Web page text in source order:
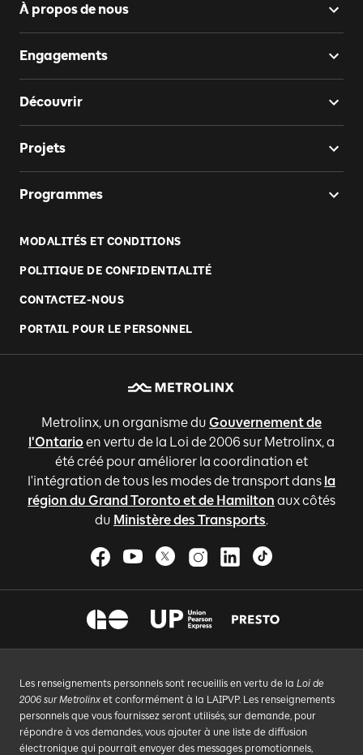
À propos de nous
Engagements
Découvrir
Projets
Programmes
MODALITÉS ET CONDITIONS
POLITIQUE DE CONFIDENTIALITÉ
CONTACTEZ-NOUS
PORTAIL POUR LE PERSONNEL
Metrolinx, un organisme du Gouvernement de
l'Ontario en vertu de la Loi de 2006 sur Metrolinx, a
été créé pour améliorer la coordination et
l'intégration de tous les modes de transport dans la
région du Grand Toronto et de Hamilton aux côtés
du Ministère des Transports.
Les renseignements personnels sont recueillis en vertu de la Loi de
2006 sur Metrolinx et conformément à la LAIPVP. Les renseignements
personnels que vous fournissez seront utilisés, sur demande, pour
répondre à vos demandes, vous ajouter à une liste de diffusion
électronique qui pourrait envoyer des messages promotionnels,